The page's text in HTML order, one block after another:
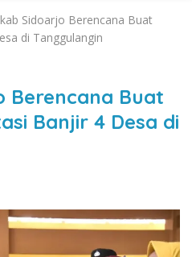
Sidoarjo Berencana Buat
di Tanggulangin
Berencana Buat
Banjir 4 Desa di